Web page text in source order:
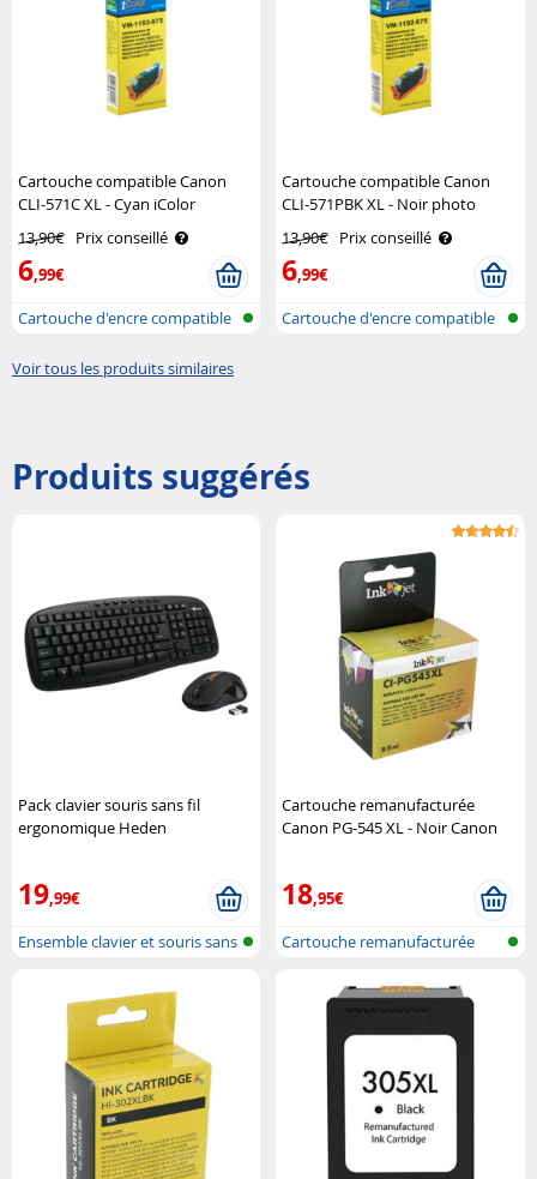
Cartouche compatible Canon
CLI-571C XL - Cyan iColor
13,90€ Prix conseillé
6,99€
Cartouche d'encre compatible
Cartouche compatible Canon
CLI-571PBK XL - Noir photo
13,90€ Prix conseillé
6,99€
Cartouche d'encre compatible
Voir tous les produits similaires
Produits suggérés
Pack clavier souris sans fil
ergonomique Heden
19,99€
Ensemble clavier et souris sans
Cartouche remanufacturée
Canon PG-545 XL - Noir Canon
18,95€
Cartouche remanufacturée